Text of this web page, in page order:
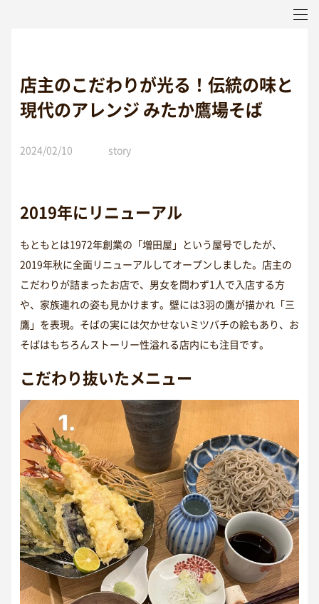
店主のこだわりが光る！伝統の味と
現代のアレンジ みたか鷹場そば
2024/02/10 story
2019年にリニューアル
もともとは1972年創業の「増田屋」という屋号でしたが、
2019年秋に全面リニューアルしてオープンしました。店主の
こだわりが詰まったお店で、男女を問わず1人で入店する方
や、家族連れの姿も見かけます。壁には3羽の鷹が描かれ「三
鷹」を表現。そばの実には欠かせないミツバチの絵もあり、お
そばはもちろんストーリー性溢れる店内にも注目です。
こだわり抜いたメニュー